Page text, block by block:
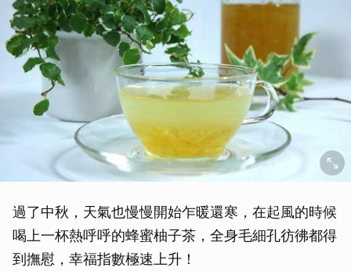
過了中秋，天氣也慢慢開始乍暖還寒，在起風的時候
喝上一杯熱呼呼的蜂蜜柚子茶，全身毛細孔彷彿都得
到撫慰，幸福指數極速上升！
取消